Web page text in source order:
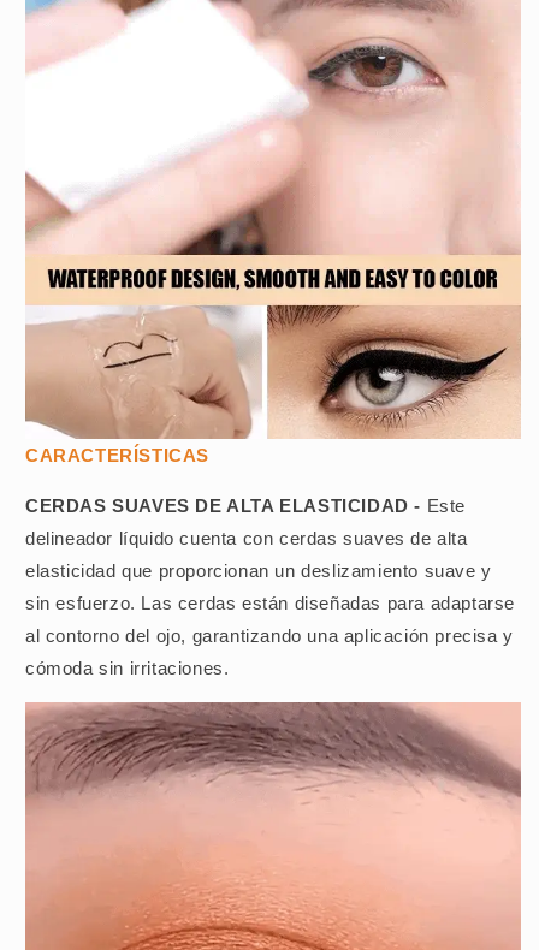
CARACTERÍSTICAS
CERDAS SUAVES DE ALTA ELASTICIDAD - Este
delineador líquido cuenta con cerdas suaves de alta
elasticidad que proporcionan un deslizamiento suave y
sin esfuerzo. Las cerdas están diseñadas para adaptarse
al contorno del ojo, garantizando una aplicación precisa y
cómoda sin irritaciones.